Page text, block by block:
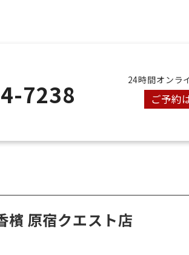
7238 24時間オンラ
ご予約
檳 原宿クエスト店